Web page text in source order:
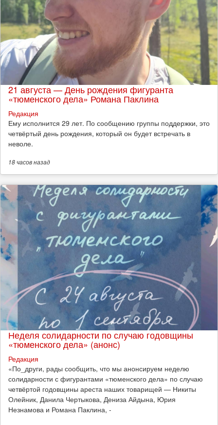
21 августа — День рождения фигуранта
«тюменского дела» Романа Паклина
Редакция
Ему исполнится 29 лет. По сообщению группы поддержки, это
четвёртый день рождения, который он будет встречать в
неволе.
18 часовназад
Неделя солидарности по случаю годовщины
«тюменского дела» (анонс)
Редакция
​«По_други, рады сообщить, что мы анонсируем неделю
солидарности с фигурантами «тюменского дела» по случаю
четвёртой годовщины ареста наших товарищей — Никиты
Олейник, Данила Чертыкова, Дениза Айдына, Юрия
Незнамова и Романа Паклина, -